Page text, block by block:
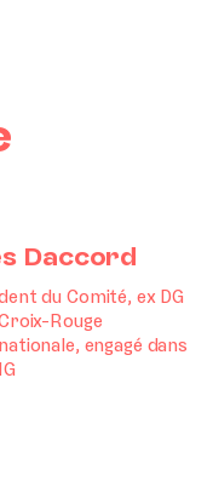
Daccord
du Comité, ex DG
Rouge
engagé dans